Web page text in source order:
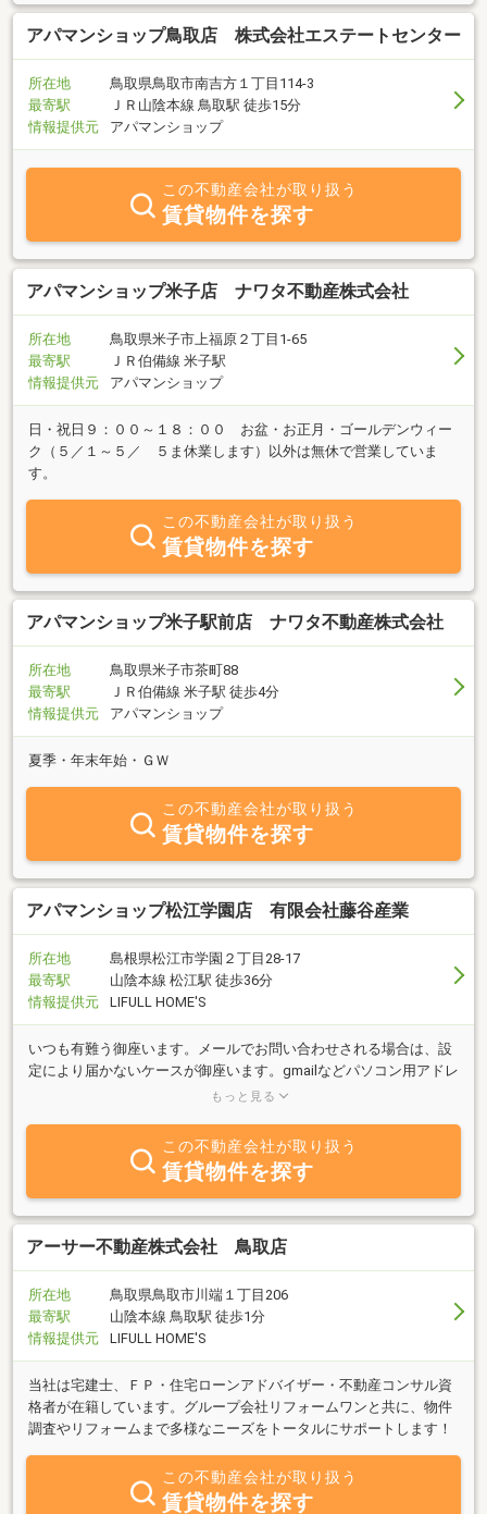
アパマンショップ鳥取店 株式会社エステートセンター
所在地
鳥取県鳥取市南吉方１丁目114-3
最寄駅
ＪＲ山陰本線 鳥取駅 徒歩15分
情報提供元
アパマンショップ
この不動産会社が取り扱う
賃貸物件を探す
アパマンショップ米子店 ナワタ不動産株式会社
所在地
鳥取県米子市上福原２丁目1-65
最寄駅
ＪＲ伯備線 米子駅
情報提供元
アパマンショップ
日・祝日９：００～１８：００ お盆・お正月・ゴールデンウィー
ク（５／１～５／ ５ま休業します）以外は無休で営業していま
す。
この不動産会社が取り扱う
賃貸物件を探す
アパマンショップ米子駅前店 ナワタ不動産株式会社
所在地
鳥取県米子市茶町88
最寄駅
ＪＲ伯備線 米子駅 徒歩4分
情報提供元
アパマンショップ
夏季・年末年始・ＧＷ
この不動産会社が取り扱う
賃貸物件を探す
アパマンショップ松江学園店 有限会社藤谷産業
所在地
島根県松江市学園２丁目28-17
最寄駅
山陰本線 松江駅 徒歩36分
情報提供元
LIFULL HOME'S
いつも有難う御座います。メールでお問い合わせされる場合は、設
定により届かないケースが御座います。gmailなどパソコン用アドレ
スからお問い合わせ頂けると喜びます。お問い合わせお待ちしてお
もっと見る
この不動産会社が取り扱う
賃貸物件を探す
アーサー不動産株式会社 鳥取店
所在地
鳥取県鳥取市川端１丁目206
最寄駅
山陰本線 鳥取駅 徒歩1分
情報提供元
LIFULL HOME'S
当社は宅建士、ＦＰ・住宅ローンアドバイザー・不動産コンサル資
格者が在籍しています。グループ会社リフォームワンと共に、物件
調査やリフォームまで多様なニーズをトータルにサポートします！
この不動産会社が取り扱う
賃貸物件を探す